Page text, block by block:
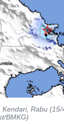
Kendari, Rabu
BMKG)